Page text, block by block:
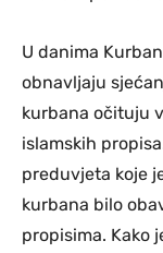
U danima
obnavljaju
kurbana očituju
islamskih
preduvjeta koje
kurbana bilo
propisima. Kako